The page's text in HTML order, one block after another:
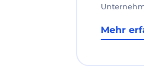
Mehr